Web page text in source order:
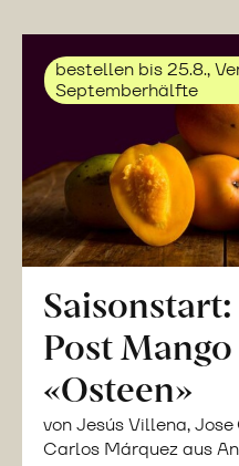
bestellen bis 25.8.,
Septemberhälfte
Post Mango
«Osteen»
von Jesús Villena,
Carlos Márquez aus